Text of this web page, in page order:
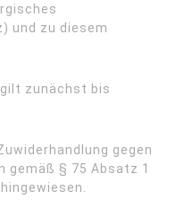
und zu diesem
zunächst bis
gegen
gemäß § 75 Absatz 1